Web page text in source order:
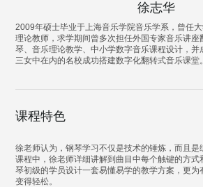
徐志华
2009年硕士毕业于上海音乐学院音乐学系，曾任
理论教师，求学期间曾多次担任外国专家音乐讲座
琴、音乐理论教学、中小学数字音乐课程设计，
三女中在内的名校成功搭建数字化翻转式音乐课堂。
课程特色
徐老师认为，钢琴学习不仅是技术的锤炼，而且是
课程中，徐老师详细讲解到曲目中每个触键的方式
琴初级的学员设计一套易懂易学的教学方案，更为
变得轻松。